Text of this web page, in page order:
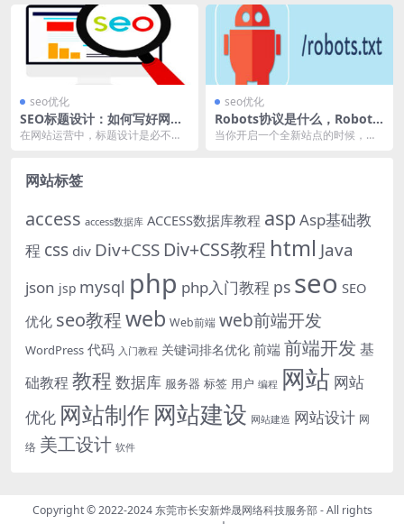
比如：社交网络、DS...
排名第一的位置努...
seo优化
SEO标题设计：如何写好网站
新闻标题！
在网站运营中，标题设计是必不可
seo优化
Robots协议是什么，Robots.
txt的作用！
当你开启一个全新站点的时候，默
网站标签
access access数据库 ACCESS数据库教程 asp Asp基础教
程 css div Div+CSS Div+CSS教程 html Java
json jsp mysql php php入门教程 ps seo SEO
优化 seo教程web Web前端 web前端开发
WordPress 代码 入门教程 关键词排名优化 前端 前端开发 基
础教程 教程 数据库 服务器 标签 用户 编程 网站 网站
优化 网站制作 网站建设 网站建造 网站设计 网
络 美工设计 软件
Copyright © 2022-2024 东莞市长安新烨晟网络科技服务部- All rights